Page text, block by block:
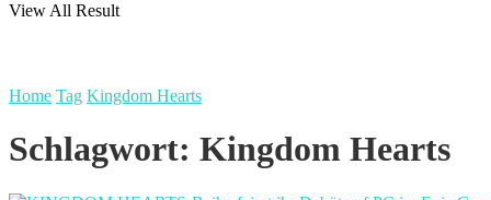
View All Result
Home Tag Kingdom Hearts
Schlagwort: Kingdom Hearts